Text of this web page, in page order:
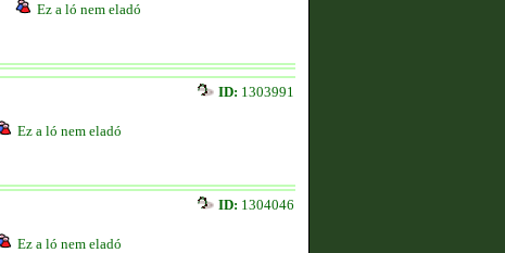
Ez a ló nem eladó
ID: 1303991
Ez a ló nem eladó
ID: 1304046
Ez a ló nem eladó